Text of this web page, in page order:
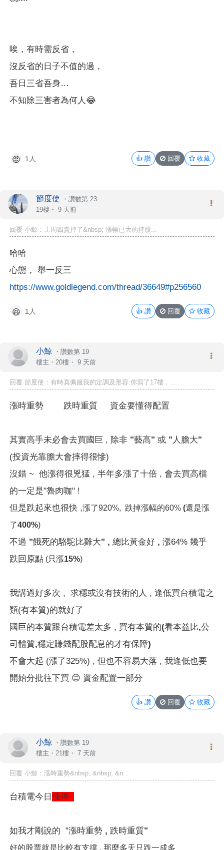
唉，有時需反省，
沒反省的日子不值的過，
吾日三省吾身…
不知除三害者為何人😂
😡 1人 👍 讚 回覆 收藏
節度使 ・ 讚數第 23
19樓・ 9 天前
回覆 小鯨：上周四賣掉了&nbsp; 漲幅已大的持股...
哈哈
心態， 舉一反三
https://www.goldlegend.com/thread/36649#p256560
😆 1人 👍 讚 回覆 收藏
小鯨 ・ 讚數第 19
樓主 ・20樓・ 9 天前
回覆 節度使：有時真佩服我的定調及形容:你寫了17樓，...
漲時重勢 跌時重質 資金要懂得配置
其實高手未必會去買國巨 , 除非 "藝高" 或 "人膽大"
(投資光靠膽大會摔得很慘)
沒錯 ~ 他漲得很兇猛 , 半年多漲了十倍 , 會去買高檔
的一定是"魯肉咖" !
但是跌起來也很快 ,漲了920%, 跌掉漲幅的60% (還是漲
了400%)
不過 "餓死的駱駝比雞大" , 總比黃金好 , 漲64% 幾乎
跌回原點 (只漲15%)
我講過好多次 , 求穩或沒有技術的人 , 逢低買台積電之
類(有本質)的就好了
國巨的本質跟台積電差太多 , 買有本質的(看本益比,公
司體質,穩定賺錢配股配息的才有保障)
不會大起 (漲了325%) , 但也不容易大落 , 我逢低也要
開始分批往下買 😊 資金配置一部分
👍 讚 回覆 收藏
小鯨 ・ 讚數第 19
樓主 ・21樓・ 7 天前
回覆 小鯨：漲時重勢&nbsp; &nbsp; &n...
台積電今日 漲停
如我才剛說的 "漲時重勢 , 跌時重質"
好的股票就是比較有支撐 , 那麼多天只跌一成多